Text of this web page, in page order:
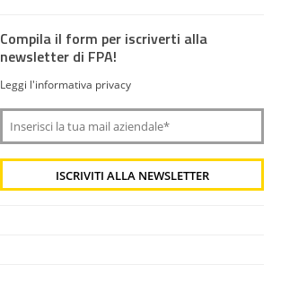
Compila il form per iscriverti alla
newsletter di FPA!
Leggi l'informativa privacy